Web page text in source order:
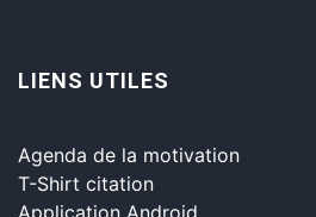
LIENS UTILES
Agenda de la motivation
T-Shirt citation
Application Android